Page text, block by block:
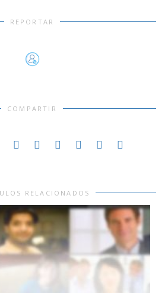
REPORTAR
COMPARTIR
RELACIONADOS